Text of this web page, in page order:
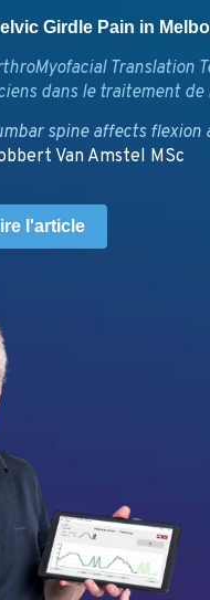
Girdle Pain in
dans le traitement
spine affects
Van Amstel MSc
l'article